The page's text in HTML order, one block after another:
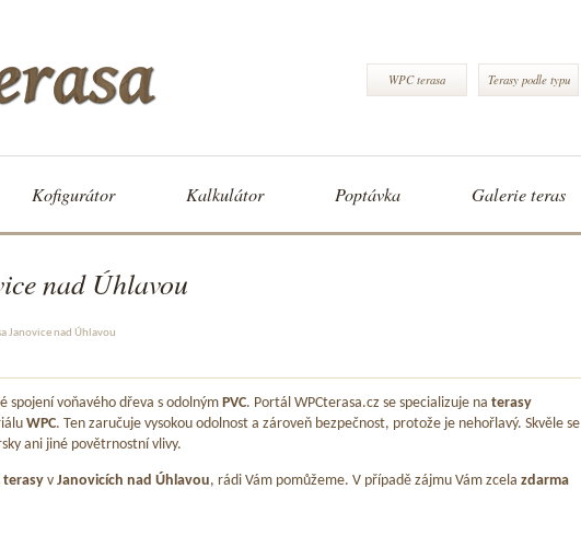
WPC terasa Terasy podle typu
Kofigurátor Kalkulátor Poptávka Galerie teras
nad Úhlavou
Janovice nad Úhlavou
spojení voňavého dřeva s odolným PVC. Portál WPCterasa.cz se specializuje na terasy
WPC. Ten zaručuje vysokou odolnost a zároveň bezpečnost, protože je nehořlavý. Skvěle se
ani jiné povětrnostní vlivy.
terasy v Janovicích nad Úhlavou, rádi Vám pomůžeme. V případě zájmu Vám zcela zdarma